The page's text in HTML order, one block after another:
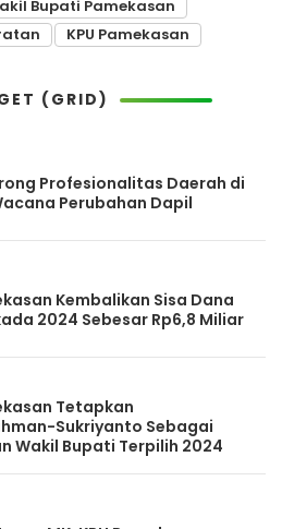
Bupati Pamekasan
KPU Pamekasan
(GRID)
Profesionalitas Daerah di
Perubahan Dapil
Kembalikan Sisa Dana
2024 Sebesar Rp6,8 Miliar
Tetapkan
Sukriyanto Sebagai
Wakil Bupati Terpilih 2024